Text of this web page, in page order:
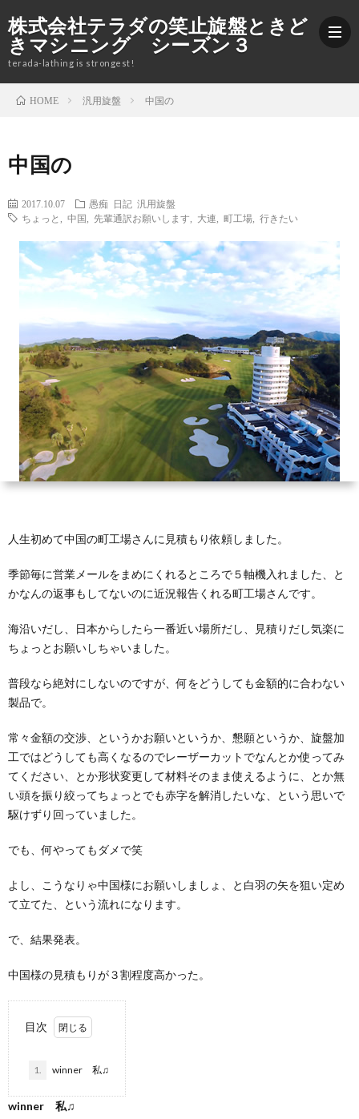
株式会社テラダの笑止旋盤ときど
きマシニング シーズン３
terada-lathing is strongest!
紹式
社
テ
ラ
ダ
HOME 汎用旋盤 中国の
中国の
2017.10.07 愚痴 日記 汎用旋盤
ちょっと
中国 先輩通訳お願いします 大連 町工場 行きたい
人生初めて中国の町工場さんに見積もり依頼しました。
季節毎に営業メールをまめにくれるところで５軸機入れました、と
かなんの返事もしてないのに近況報告くれる町工場さんです。
海沿いだし、日本からしたら一番近い場所だし、見積りだし気楽に
ちょっとお願いしちゃいました。
普段なら絶対にしないのですが、何をどうしても金額的に合わない
製品で。
常々金額の交渉、というかお願いというか、懇願というか、旋盤加
工ではどうしても高くなるのでレーザーカットでなんとか使ってみ
てください、とか形状変更して材料そのまま使えるように、とか無
い頭を振り絞ってちょっとでも赤字を解消したいな、という思いで
駆けずり回っていました。
でも、何やってもダメで笑
よし、こうなりゃ中国様にお願いしましょ、と白羽の矢を狙い定め
て立てた、という流れになります。
で、結果発表。
中国様の見積もりが３割程度高かった。
目次
1. winner 私♫
winner 私♫